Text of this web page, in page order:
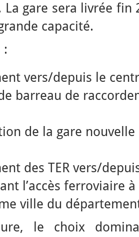
La gare sera livrée fin
capacité.
:
vers/depuis le
barreau de
de la gare
des TER vers/
l’accès ferroviaire
ville du
le choix